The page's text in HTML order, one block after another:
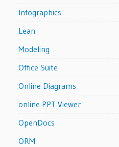
Infographics
Lean
Modeling
Office Suite
Online Diagrams
online PPT Viewer
OpenDocs
ORM